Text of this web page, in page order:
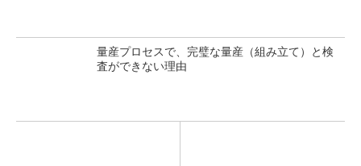
量産プロセスで、完璧な量産（組み立て）と検
査ができない理由